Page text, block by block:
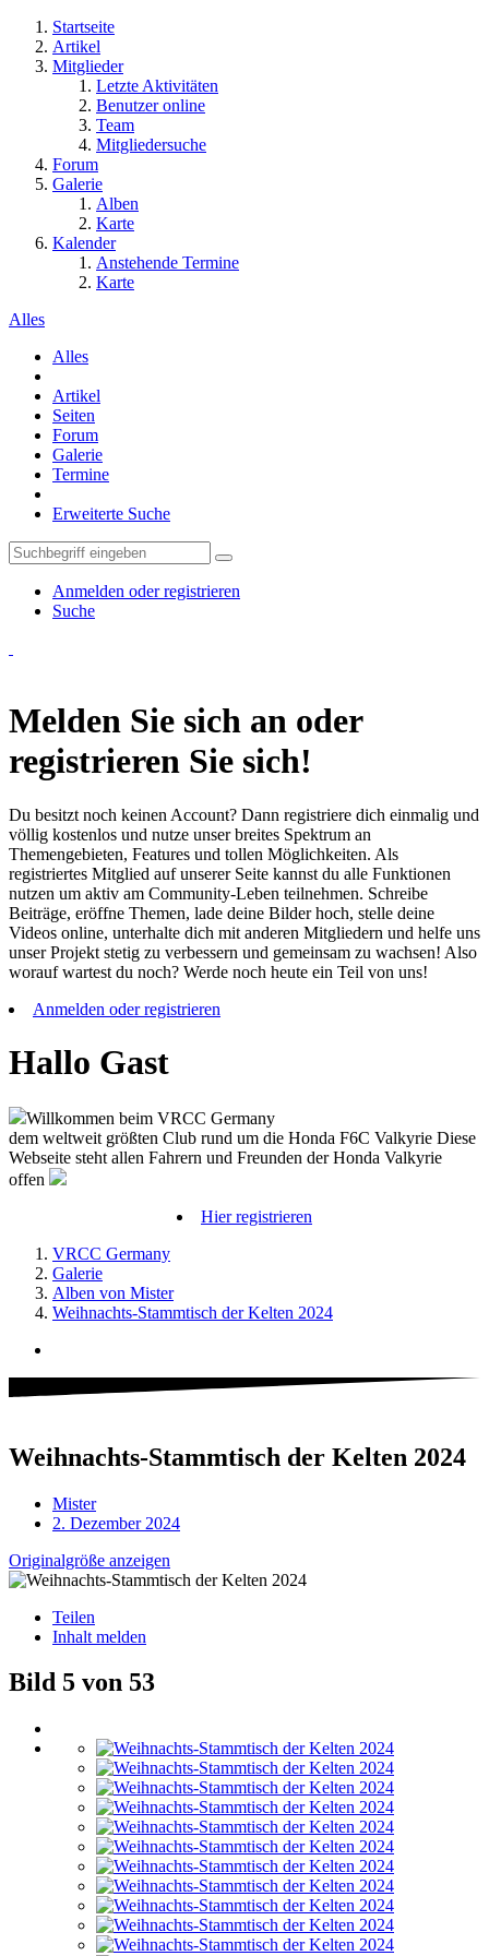
Startseite
Artikel
Mitglieder
Letzte Aktivitäten
Benutzer online
Team
Mitgliedersuche
Forum
Galerie
Alben
Karte
Kalender
Anstehende Termine
Karte
Alles
Alles
Artikel
Seiten
Forum
Galerie
Termine
Erweiterte Suche
Anmelden oder registrieren
Suche
Melden Sie sich an oder
registrieren Sie sich!
Du besitzt noch keinen Account? Dann registriere dich einmalig und
völlig kostenlos und nutze unser breites Spektrum an
Themengebieten, Features und tollen Möglichkeiten. Als
registriertes Mitglied auf unserer Seite kannst du alle Funktionen
nutzen um aktiv am Community-Leben teilnehmen. Schreibe
Beiträge, eröffne Themen, lade deine Bilder hoch, stelle deine
Videos online, unterhalte dich mit anderen Mitgliedern und helfe uns
unser Projekt stetig zu verbessern und gemeinsam zu wachsen! Also
worauf wartest du noch? Werde noch heute ein Teil von uns!
Anmelden oder registrieren
Hallo Gast
Willkommen beim VRCC Germany
dem weltweit größten Club rund um die Honda F6C Valkyrie Diese
Webseite steht allen Fahrern und Freunden der Honda Valkyrie
offen
Hier registrieren
VRCC Germany
Galerie
Alben von Mister
Weihnachts-Stammtisch der Kelten 2024
Weihnachts-Stammtisch der Kelten 2024
Mister
2. Dezember 2024
Originalgröße anzeigen
Teilen
Inhalt melden
Bild 5 von 53